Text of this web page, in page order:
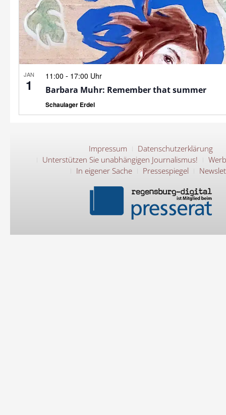
JAN
1
11:00 - 17:00 Uhr
Barbara Muhr: Remember that summer
Schaulager Erdel
Impressum
Datenschutzerklärung
Unterstützen Sie unabhängigen Journalismus!
In eigener Sache
Pressespiegel